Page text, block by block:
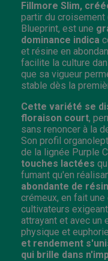
Fillmore Slim,
partir du croisement
Blueprint, est une
dominance indica
et résine en
facilite la culture
que sa vigueur
stable dès la
Cette variété se
floraison court,
sans renoncer à la
Son profil
de la lignée Purple
touches lactées
fumant qu'en
abondante de
crémeux, en fait
cultivateurs
attrayant et avec un
physique et
et rendement
qui brille dans